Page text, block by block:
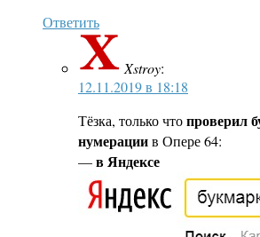
Ответить
Xstroy:
12.11.2019 в 18:18
Тёзка, только чтопроверил
нумерациив Опере 64:
—в Яндексе